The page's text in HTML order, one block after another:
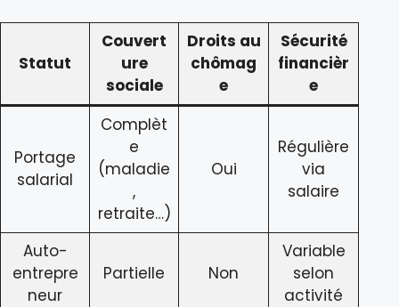
Statut
Couvert
ure
sociale
Droits au
chômag
e
Sécurité
financièr
e
Portage
salarial
Complèt
e
(maladie
,
retraite…)
Oui
Régulière
via
salaire
Auto-
entrepre
neur
Partielle Non
Variable
selon
activité